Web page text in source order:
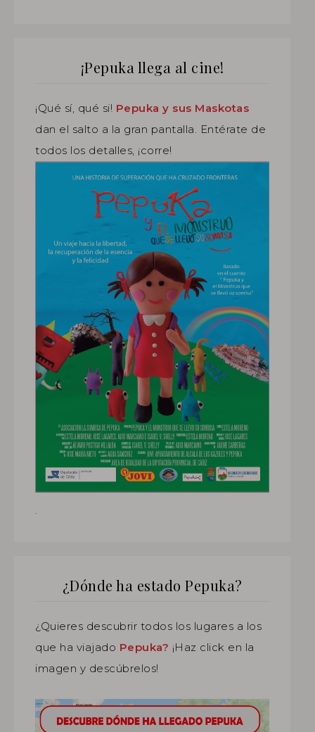
¡Pepuka llega al cine!
¡Qué sí, qué si! Pepuka y sus Maskotas
dan el salto a la gran pantalla. Entérate de
todos los detalles, ¡corre!
¿Dónde ha estado Pepuka?
¿Quieres descubrir todos los lugares a los
que ha viajado Pepuka? ¡Haz click en la
imagen y descúbrelos!